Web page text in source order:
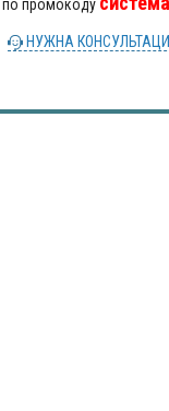
по промокоду
НУЖНА